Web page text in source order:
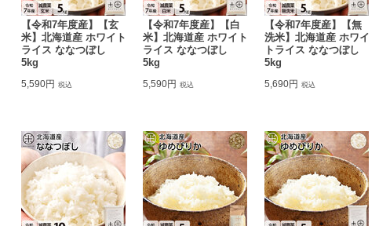
【令和7年度産】【玄
米】北海道産 ホワイト
ライス ななつぼし
5kg
5,590円 税込
【令和7年度産】【白
米】北海道産 ホワイト
ライス ななつぼし
5kg
5,590円 税込
【令和7年度産】【無
洗米】北海道産 ホワイ
トライス ななつぼし
5kg
5,690円 税込